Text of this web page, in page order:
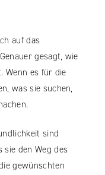
auf das
gesagt, wie
Wenn es für die
was sie suchen,
sind
den Weg des
gewünschten